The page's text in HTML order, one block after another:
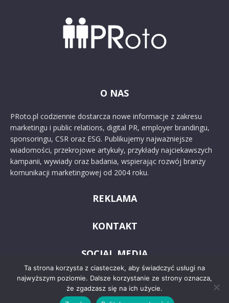
O NAS
PRoto.pl codziennie dostarcza nowe informacje z zakresu
marketingu i public relations, digital PR, employer brandingu,
sponsoringu, CSR oraz ESG. Publikujemy najważniejsze
wiadomości, przekrojowe artykuły, przykłady najciekawszych
kampanii, wywiady oraz badania, wspierając rozwój branży
komunikacji marketingowej od 2004 roku.
REKLAMA
KONTAKT
SOCIAL MEDIA
Ta strona korzysta z ciasteczek, aby świadczyć usługi na
najwyższym poziomie. Dalsze korzystanie ze strony oznacza,
że zgadzasz się na ich użycie.